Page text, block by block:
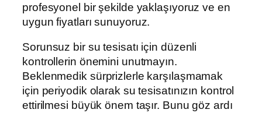
profesyonel bir şekilde yaklaşıyoruz ve en
uygun fiyatları sunuyoruz.
Sorunsuz bir su tesisatı için düzenli
kontrollerin önemini unutmayın.
Beklenmedik sürprizlerle karşılaşmamak
için periyodik olarak su tesisatınızın kontrol
ettirilmesi büyük önem taşır. Bunu göz ardı